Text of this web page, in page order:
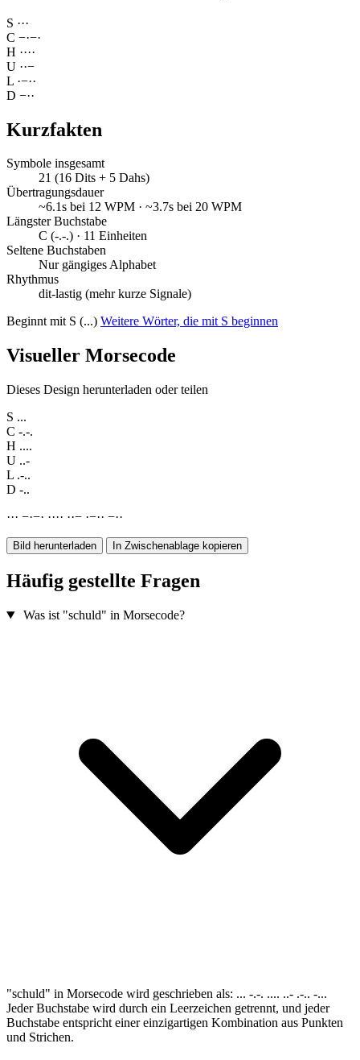
S ···
C −·−·
H ····
U ··−
L ·−··
D −··
Kurzfakten
Symbole insgesamt
21 (16 Dits + 5 Dahs)
Übertragungsdauer
~6.1s bei 12 WPM · ~3.7s bei 20 WPM
Längster Buchstabe
C (-.-.) · 11 Einheiten
Seltene Buchstaben
Nur gängiges Alphabet
Rhythmus
dit-lastig (mehr kurze Signale)
Beginnt mit S (...) Weitere Wörter, die mit S beginnen
Visueller Morsecode
Dieses Design herunterladen oder teilen
S ...
C -.-.
H ....
U ..-
L .-..
D -..
··· −·−· ···· ··− ·−·· −··
Bild herunterladen In Zwischenablage kopieren
Häufig gestellte Fragen
Was ist "schuld" in Morsecode?
"schuld" in Morsecode wird geschrieben als: ... -.-. .... ..- .-.. -...
Jeder Buchstabe wird durch ein Leerzeichen getrennt, und jeder
Buchstabe entspricht einer einzigartigen Kombination aus Punkten
und Strichen.